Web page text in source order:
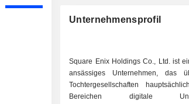
Unternehmensprofil
Square Enix Holdings Co., Ltd. ist
ansässiges Unternehmen, das
Tochtergesellschaften
Bereichen digitale